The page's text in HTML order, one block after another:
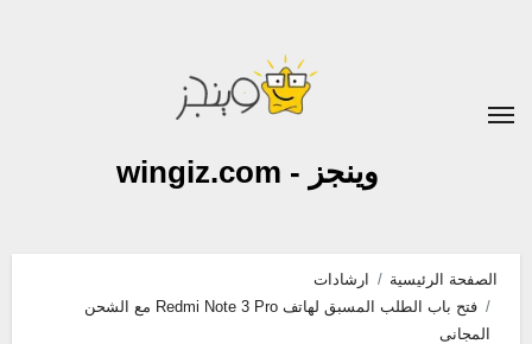
وينجز - wingiz.com
الصفحة الرئيسية
ارشادات
فتح باب الطلب المسبق لهاتف Redmi Note 3 Pro مع الشحن
المجانى